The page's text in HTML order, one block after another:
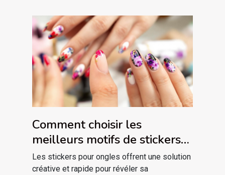
Comment choisir les
meilleurs motifs de stickers
pour embellir vos ongles ?
Les stickers pour ongles offrent une solution
créative et rapide pour révéler sa